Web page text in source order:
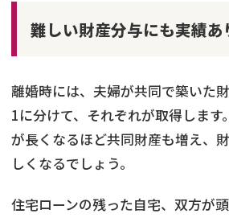
難しい財産分与にも実績あ
離婚時には、夫婦が共同で築いた
1に分けて、それぞれが取得します
が長くなるほど共同財産も増え、
しくなるでしょう。
住宅ローンの残った自宅、双方が